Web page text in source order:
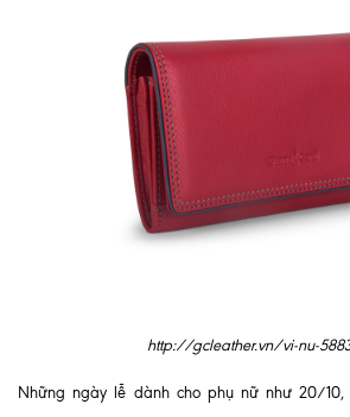
http://gcleather.vn/vi-nu-
Những ngày lễ dành cho phụ nữ như 20/10,